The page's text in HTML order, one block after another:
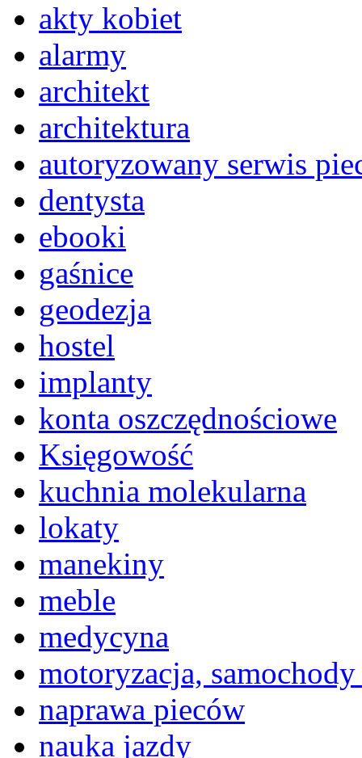
akty kobiet
alarmy
architekt
architektura
autoryzowany serwis
dentysta
ebooki
gaśnice
geodezja
hostel
implanty
konta oszczędnościowe
Księgowość
kuchnia molekularna
lokaty
manekiny
meble
medycyna
motoryzacja, samochody
naprawa pieców
nauka jazdy